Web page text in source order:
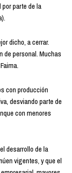
parte de la
dicho, a cerrar.
de personal. Muchas
con producción
desviando parte de
con menores
desarrollo de la
vigentes, y que el